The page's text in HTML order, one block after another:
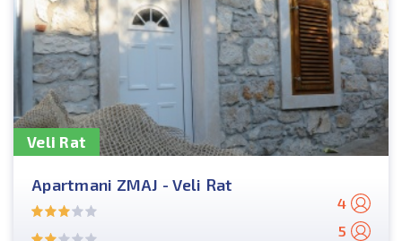
Veli Rat
Apartmani ZMAJ - Veli Rat
4
5